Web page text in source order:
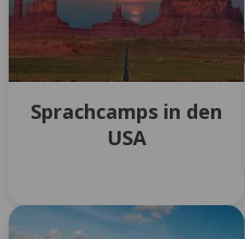
Sprachcamps in den
USA